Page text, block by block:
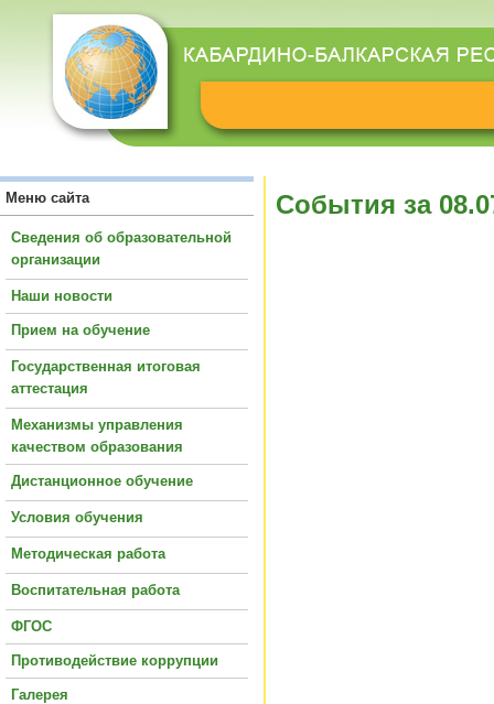
Меню сайта
Сведения об образовательной
организации
Наши новости
Прием на обучение
Государственная итоговая
аттестация
Механизмы управления
качеством образования
Дистанционное обучение
Условия обучения
Методическая работа
Воспитательная работа
ФГОС
Противодействие коррупции
Галерея
События за